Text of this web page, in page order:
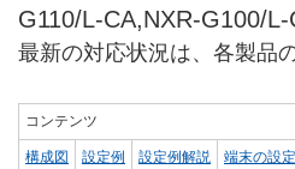
G110/L-CA,NXR-G100/L-
最新の対応状況は、各製品
コンテンツ
構成図 設定例 設定例解説 端末の設